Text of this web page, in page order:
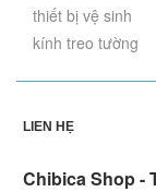
thiết bị vệ sinh
kính treo tường
LIÊN HỆ
Chibica Shop -